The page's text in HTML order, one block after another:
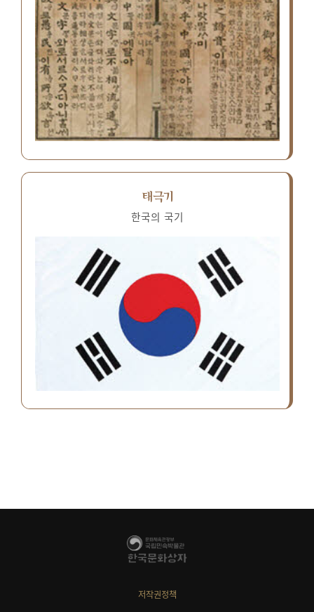
태극기
한국의 국기
저작권정책